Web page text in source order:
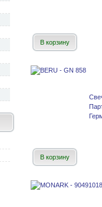
В корзину
В корзину